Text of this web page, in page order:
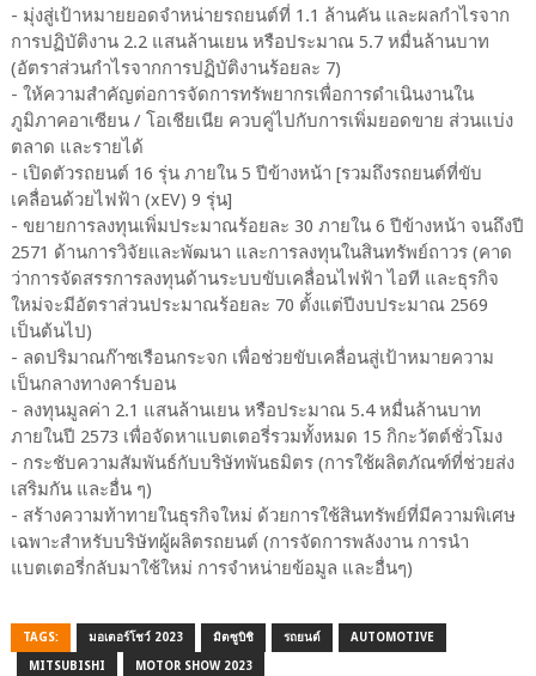
- มุ่งสู่เป้าหมายยอดจำหน่ายรถยนต์ที่ 1.1 ล้านคัน และผลกำไรจาก
การปฏิบัติงาน 2.2 แสนล้านเยน หรือประมาณ 5.7 หมื่นล้านบาท
(อัตราส่วนกำไรจากการปฏิบัติงานร้อยละ 7)
- ให้ความสำคัญต่อการจัดการทรัพยากรเพื่อการดำเนินงานใน
ภูมิภาคอาเซียน / โอเชียเนีย ควบคู่ไปกับการเพิ่มยอดขาย ส่วนแบ่ง
ตลาด และรายได้
- เปิดตัวรถยนต์ 16 รุ่น ภายใน 5 ปีข้างหน้า [รวมถึงรถยนต์ที่ขับ
เคลื่อนด้วยไฟฟ้า (xEV) 9 รุ่น]
- ขยายการลงทุนเพิ่มประมาณร้อยละ 30 ภายใน 6 ปีข้างหน้า จนถึงปี
2571 ด้านการวิจัยและพัฒนา และการลงทุนในสินทรัพย์ถาวร (คาด
ว่าการจัดสรรการลงทุนด้านระบบขับเคลื่อนไฟฟ้า ไอที และธุรกิจ
ใหม่จะมีอัตราส่วนประมาณร้อยละ 70 ตั้งแต่ปีงบประมาณ 2569
เป็นต้นไป)
- ลดปริมาณก๊าซเรือนกระจก เพื่อช่วยขับเคลื่อนสู่เป้าหมายความ
เป็นกลางทางคาร์บอน
- ลงทุนมูลค่า 2.1 แสนล้านเยน หรือประมาณ 5.4 หมื่นล้านบาท
ภายในปี 2573 เพื่อจัดหาแบตเตอรี่รวมทั้งหมด 15 กิกะวัตต์ชั่วโมง
- กระชับความสัมพันธ์กับบริษัทพันธมิตร (การใช้ผลิตภัณฑ์ที่ช่วยส่ง
เสริมกัน และอื่น ๆ)
- สร้างความท้าทายในธุรกิจใหม่ ด้วยการใช้สินทรัพย์ที่มีความพิเศษ
เฉพาะสำหรับบริษัทผู้ผลิตรถยนต์ (การจัดการพลังงาน การนำ
แบตเตอรี่กลับมาใช้ใหม่ การจำหน่ายข้อมูล และอื่นๆ)
TAGS: มอเตอร์โชว์ 2023 มิตซูบิชิ รถยนต์ AUTOMOTIVE
MITSUBISHI MOTOR SHOW 2023